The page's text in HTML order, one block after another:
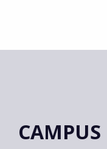
CAMPUS